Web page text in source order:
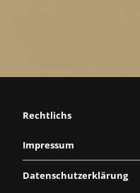
Rechtlichs
Impressum
Datenschutzerklärung